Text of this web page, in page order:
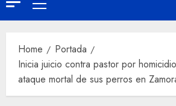
Home
Portada
Inicia juicio contra pastor por
ataque mortal de sus perros en